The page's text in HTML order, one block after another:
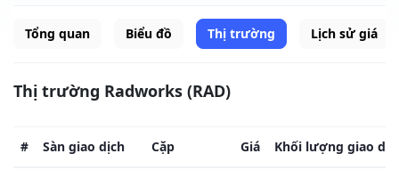
Tổng quan Biểu đồ Thị trường Lịch sử giá
Thị trường Radworks (RAD)
# Sàn giao dịch Cặp Giá Khối lượng giao